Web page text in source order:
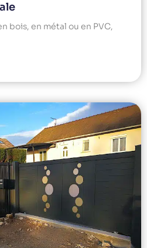
bois, en métal ou en PVC,